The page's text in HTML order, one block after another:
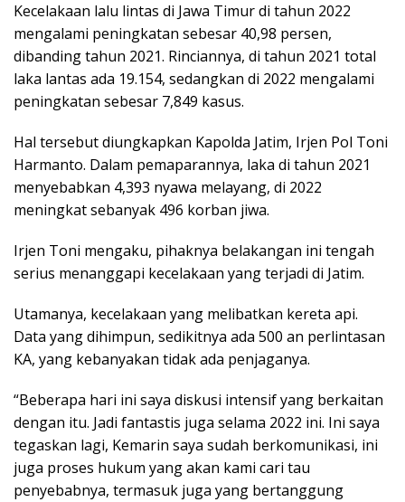
Kecelakaan lalu lintas di Jawa Timur di tahun 2022
mengalami peningkatan sebesar 40,98 persen,
dibanding tahun 2021. Rinciannya, di tahun 2021 total
laka lantas ada 19.154, sedangkan di 2022 mengalami
peningkatan sebesar 7,849 kasus.
Hal tersebut diungkapkan Kapolda Jatim, Irjen Pol Toni
Harmanto. Dalam pemaparannya, laka di tahun 2021
menyebabkan 4,393 nyawa melayang, di 2022
meningkat sebanyak 496 korban jiwa.
Irjen Toni mengaku, pihaknya belakangan ini tengah
serius menanggapi kecelakaan yang terjadi di Jatim.
Utamanya, kecelakaan yang melibatkan kereta api.
Data yang dihimpun, sedikitnya ada 500 an perlintasan
KA, yang kebanyakan tidak ada penjaganya.
“Beberapa hari ini saya diskusi intensif yang berkaitan
dengan itu. Jadi fantastis juga selama 2022 ini. Ini saya
tegaskan lagi, Kemarin saya sudah berkomunikasi, ini
juga proses hukum yang akan kami cari tau
penyebabnya, termasuk juga yang bertanggung